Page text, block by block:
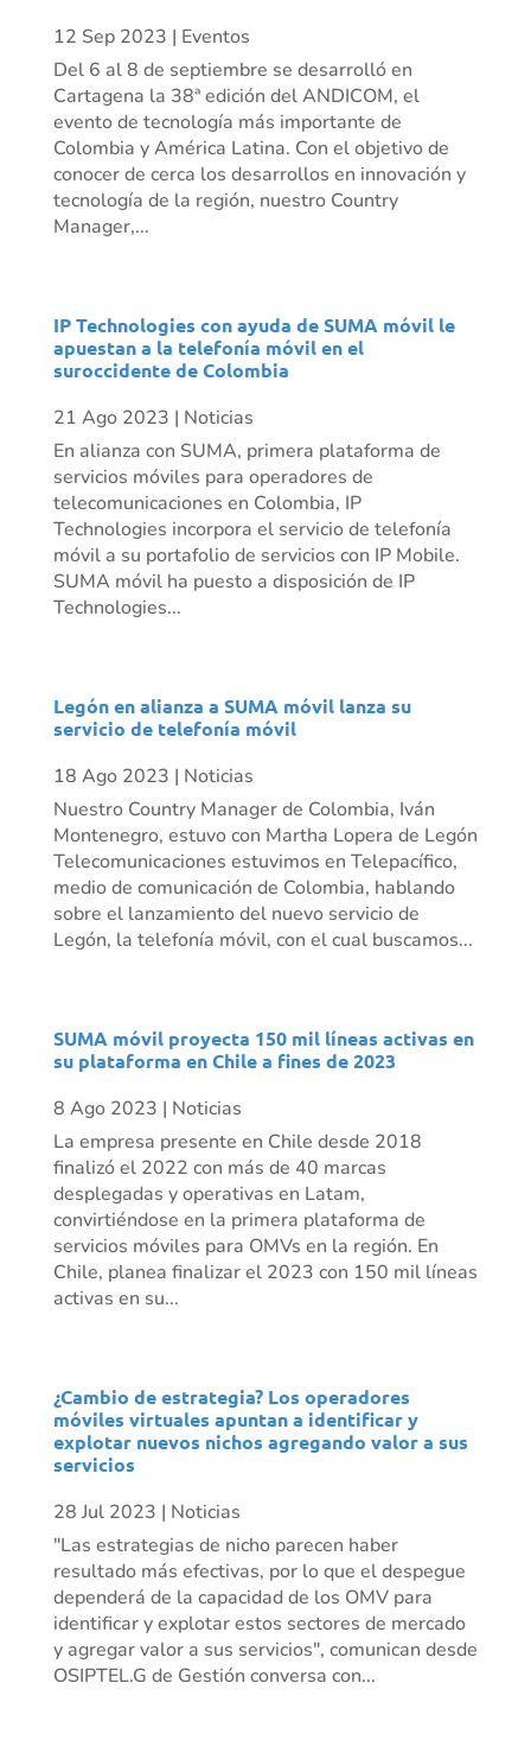
12 Sep 2023 | Eventos
Del 6 al 8 de septiembre se desarrolló en
Cartagena la 38ª edición del ANDICOM, el
evento de tecnología más importante de
Colombia y América Latina. Con el objetivo de
conocer de cerca los desarrollos en innovación y
tecnología de la región, nuestro Country
Manager,...
IP Technologies con ayuda de SUMA móvil le
apuestan a la telefonía móvil en el
suroccidente de Colombia
21 Ago 2023 | Noticias
En alianza con SUMA, primera plataforma de
servicios móviles para operadores de
telecomunicaciones en Colombia, IP
Technologies incorpora el servicio de telefonía
móvil a su portafolio de servicios con IP Mobile.
SUMA móvil ha puesto a disposición de IP
Technologies...
Legón en alianza a SUMA móvil lanza su
servicio de telefonía móvil
18 Ago 2023 | Noticias
Nuestro Country Manager de Colombia, Iván
Montenegro, estuvo con Martha Lopera de Legón
Telecomunicaciones estuvimos en Telepacífico,
medio de comunicación de Colombia, hablando
sobre el lanzamiento del nuevo servicio de
Legón, la telefonía móvil, con el cual buscamos...
SUMA móvil proyecta 150 mil líneas activas en
su plataforma en Chile a fines de 2023
8 Ago 2023 | Noticias
La empresa presente en Chile desde 2018
finalizó el 2022 con más de 40 marcas
desplegadas y operativas en Latam,
convirtiéndose en la primera plataforma de
servicios móviles para OMVs en la región. En
Chile, planea finalizar el 2023 con 150 mil líneas
activas en su...
¿Cambio de estrategia? Los operadores
móviles virtuales apuntan a identificar y
explotar nuevos nichos agregando valor a sus
servicios
28 Jul 2023 | Noticias
"Las estrategias de nicho parecen haber
resultado más efectivas, por lo que el despegue
dependerá de la capacidad de los OMV para
identificar y explotar estos sectores de mercado
y agregar valor a sus servicios", comunican desde
OSIPTEL.G de Gestión conversa con...